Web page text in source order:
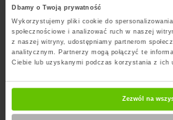
Dbamy o Twoją prywatność
Wykorzystujemy pliki cookie do
społecznościowe i analizować ruch w naszej
z naszej witryny, udostępniamy partnerom
analitycznym. Partnerzy mogą połączyć te
Ciebie lub uzyskanymi podczas korzystania z ich
Zezwól na
Wyznacz trase na mapie